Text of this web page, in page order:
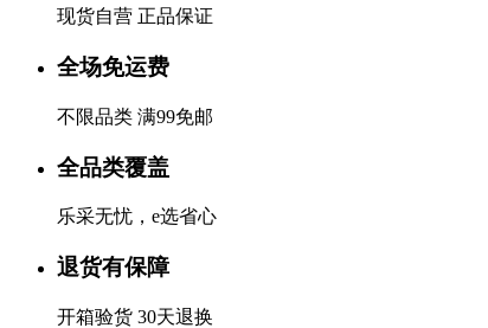
现货自营 正品保证
全场免运费
不限品类 满99免邮
全品类覆盖
乐采无忧，e选省心
退货有保障
开箱验货 30天退换